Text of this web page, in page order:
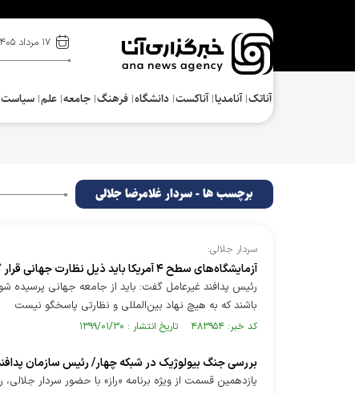
۱۷ مرداد ۱۴۰۵
آناتک آنامدیا آناکست دانشگاه فرهنگ‌ جامعه علم
برچسب ها - سردار غلامرضا جلالی
سردار جلالی:
آزمایشگاه‌های سطح ۴ آمریکا باید ذیل نظارت جهانی قرار گیرد
باشند که به هیچ نهاد بین‌المللی و نظارتی پاسخگو نیست
کد خبر: ۴۸۳۹۵۴ تاریخ انتشار : ۱۳۹۹/۰۱/۳۰
بررسی جنگ بیولوژیک در شبکه چهار/ رئیس سازمان
یازدهمین قسمت از ویژه برنامه «راز» با حضور سردار